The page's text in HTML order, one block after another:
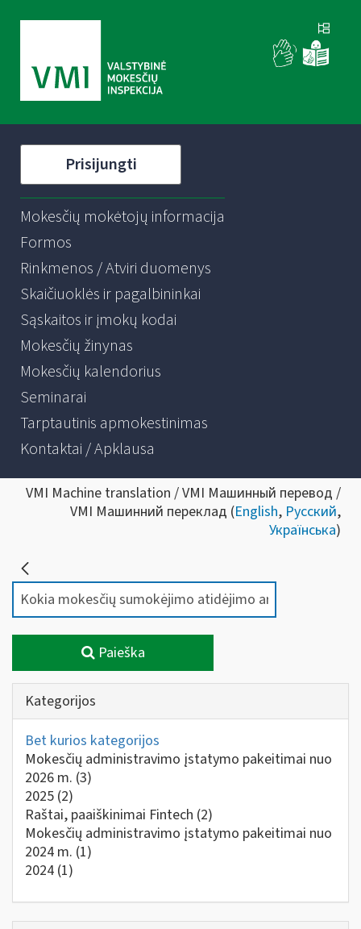
Prisijungti
Mokesčių mokėtojų informacija
Formos
Rinkmenos / Atviri duomenys
Skaičiuoklės ir pagalbininkai
Sąskaitos ir įmokų kodai
Mokesčių žinynas
Mokesčių kalendorius
Seminarai
Tarptautinis apmokestinimas
Kontaktai / Apklausa
VMI Machine translation / VMI Машинный перевод /
VMI Машинний переклад (English, Русский,
Українська)
Paieška
Kategorijos
Bet kurios kategorijos
Mokesčių administravimo įstatymo pakeitimai nuo
2026 m. (3)
2025 (2)
Raštai, paaiškinimai Fintech (2)
Mokesčių administravimo įstatymo pakeitimai nuo
2024 m. (1)
2024 (1)